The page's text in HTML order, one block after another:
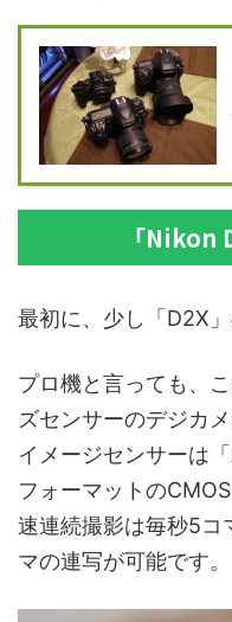
「Nikon
最初に、少し「D2X
プロ機と言っても、
ズセンサーのデジカ
イメージセンサーは
フォーマットの
速連続撮影は毎秒5コ
マの連写が可能です。